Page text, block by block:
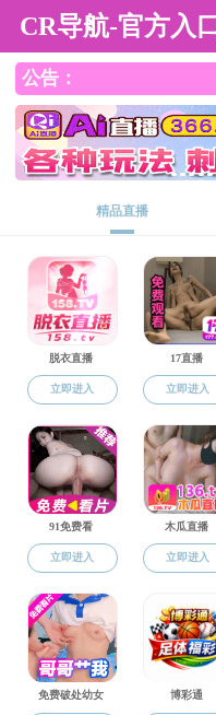
91视频
91视频 91视频概况
学生工作
学工动态
心理教育